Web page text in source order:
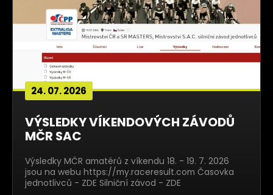
24. 07. 2026
VÝSLEDKY VÍKENDOVÝCH ZÁVODŮ
MČR SAC
Výsledky MČR amatérů z víkendu 18. - 19. 7. 2026
jsou na webu https://my.raceresult.com Časovka
jednotlivců - ZDE Silniční závod - ZDE